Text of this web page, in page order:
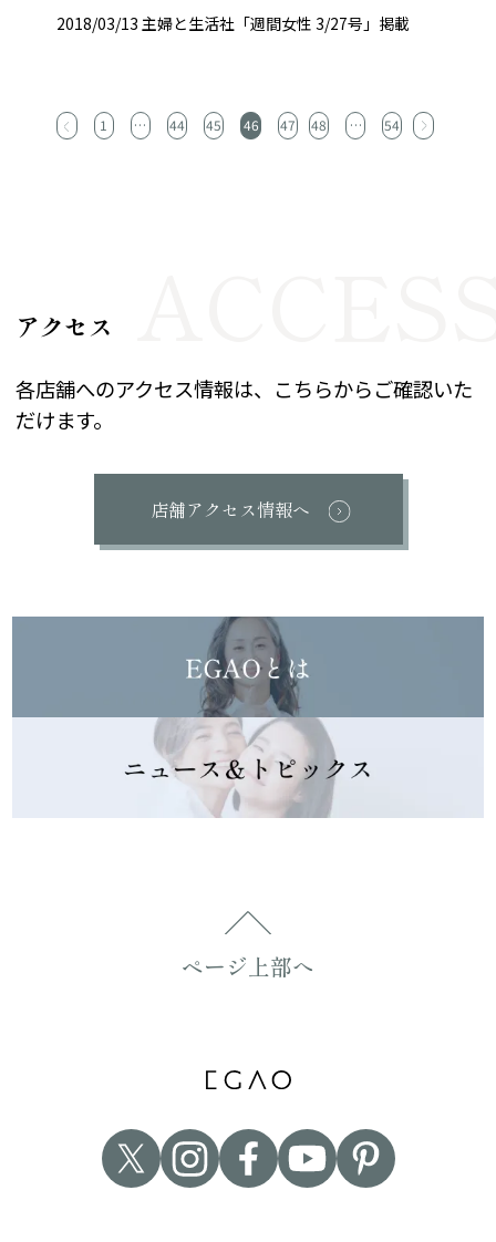
2018/03/13 主婦と生活社「週間女性 3/27号」掲載
Posts
pagination
1 … 44 45 46 47 48 … 54
アクセス
各店舗へのアクセス情報は、こちらからご確認いた
だけます。
店舗アクセス情報へ
ページ上部へ